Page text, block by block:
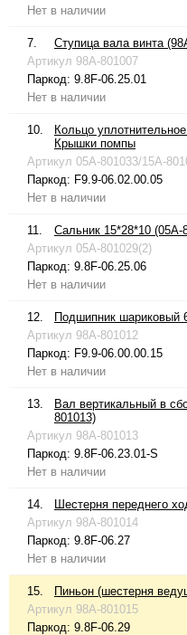
Нет в наличии
7.
Ступица вала винта
Артикул 98A-801007
Паркод: 9.8F-06.25.01
Нет в наличии
10.
Кольцо
Крышки помпы
Артикул 05A-801033/15A-
Паркод: F9.9-06.02.00.05
Нет в наличии
11.
Сальник 15*28*10 (05A-
Артикул 05A-801029(2)
Паркод: 9.8F-06.25.06
Нет в наличии
12.
Подшипник шариковый
Артикул 98A-801012
Паркод: F9.9-06.00.00.15
Нет в наличии
13.
Вал вертикальный в
801013)
Артикул 98A-801013
Паркод: 9.8F-06.23.01-S
Нет в наличии
14.
Шестерня переднего
Артикул 98A-801014
Паркод: 9.8F-06.27
Нет в наличии
15.
Пиньон (шестерня
Артикул 98A-801015
Паркод: 9.8F-06.29